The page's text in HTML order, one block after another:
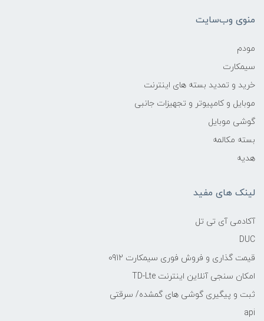
منوی وب‌سایت
مودم
سیمکارت
خرید و تمدید بسته های اینترنت
موبایل و کامپیوتر و تجهیزات جانبی
گوشی موبایل
بسته مکالمه
هدیه
لینک های مفید
آکادمی آی تی تل
DUC
قیمت گذاری و فروش فوری سیمکارت 0912
امکان سنجی آنلاین اینترنت TD-Lte
ثبت و پیگیری گوشی های گمشده/ سرقتی
api